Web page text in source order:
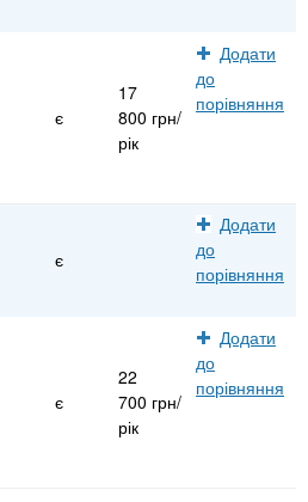
є
17
800 грн/
рік
Додати
до
порівняння
є
Додати
до
порівняння
є
22
700 грн/
рік
Додати
до
порівняння